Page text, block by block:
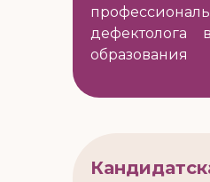
дефектолога
образования